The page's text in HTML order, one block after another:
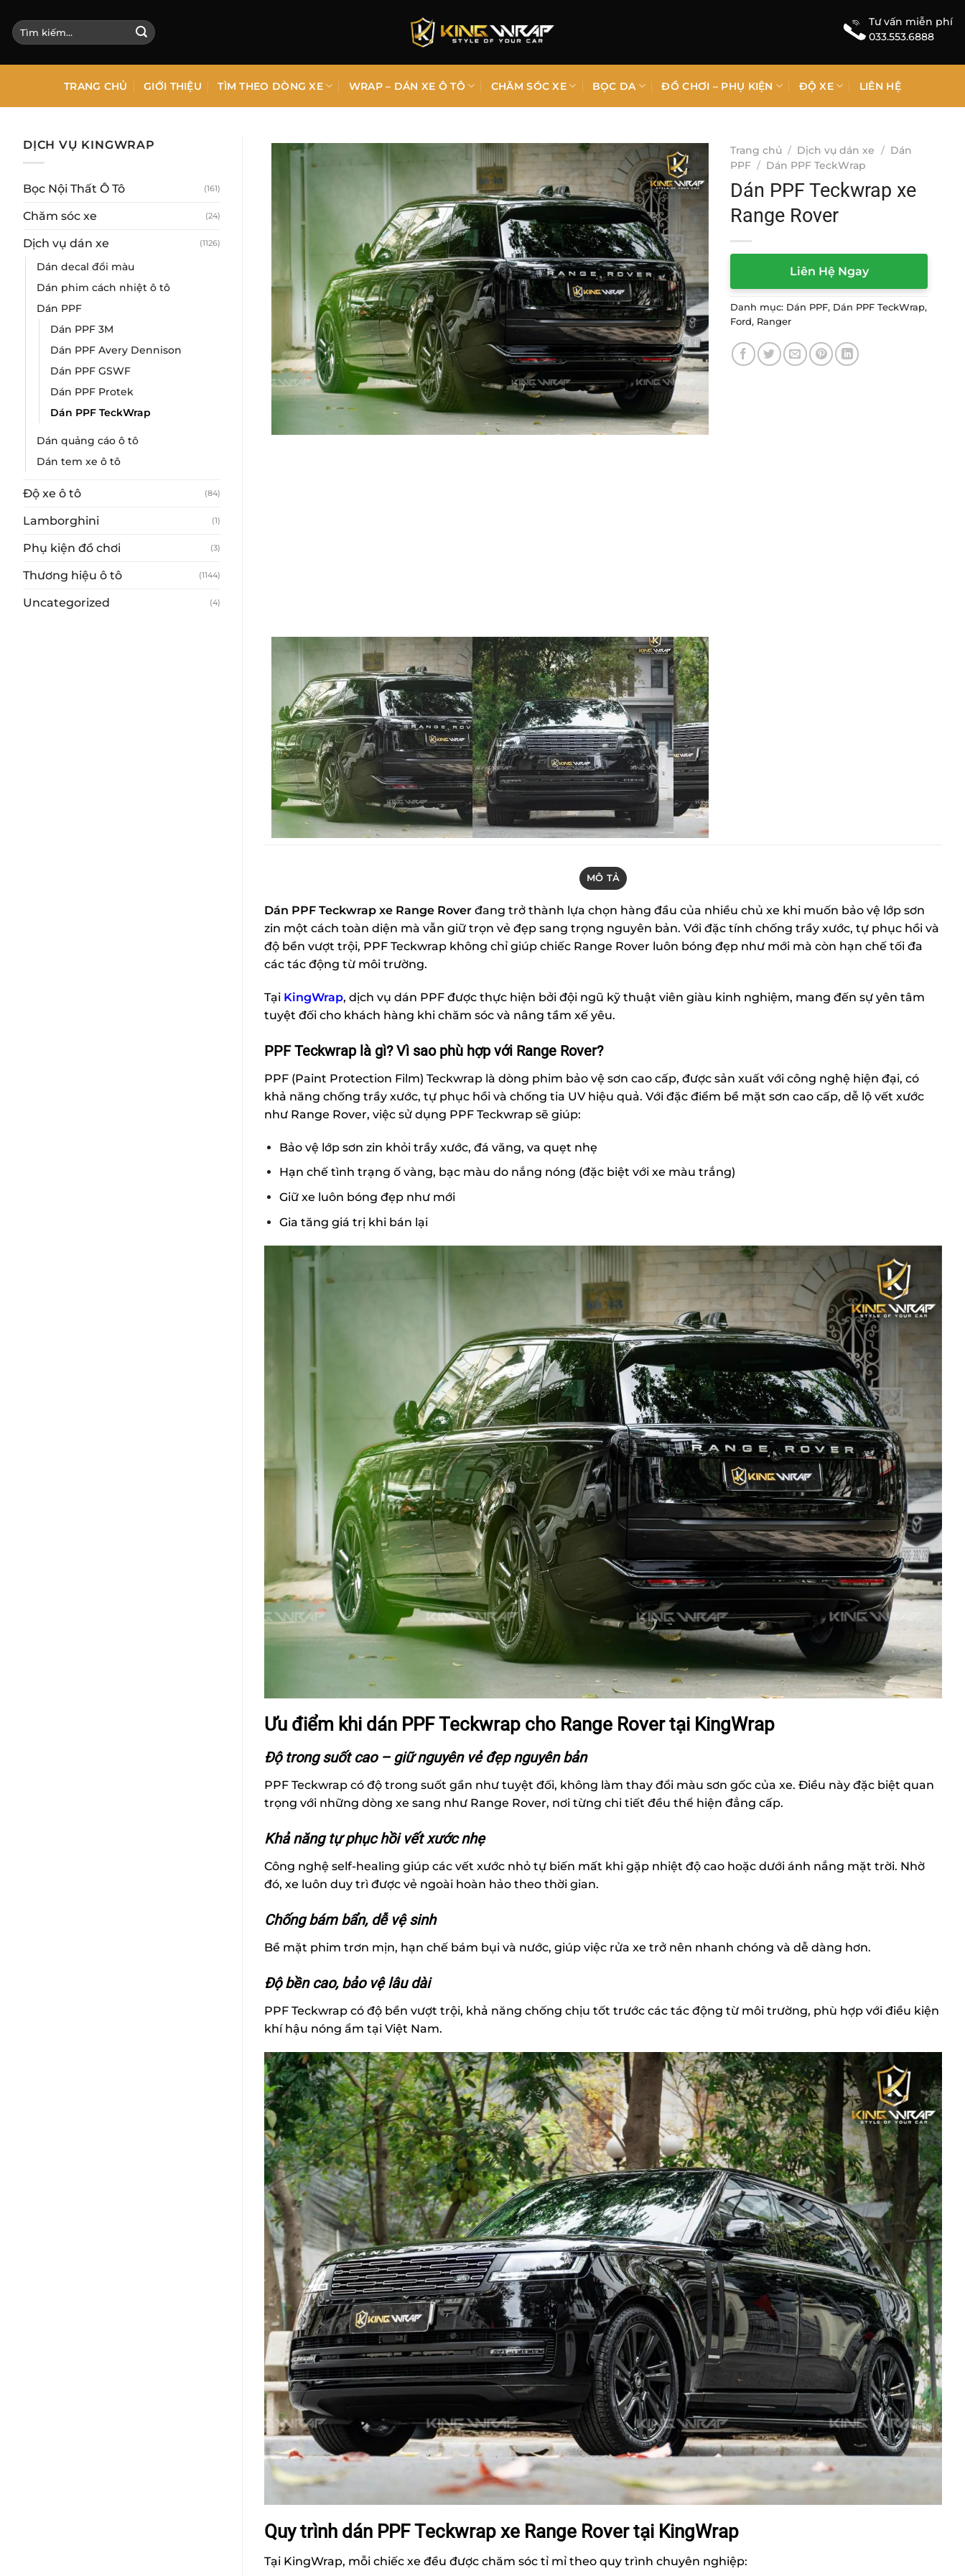
qua
nội
dung
Tìm
kiếm:
Tư vấn miễn phí
033.553.6888
TRANG CHỦ GIỚI THIỆU TÌM THEO DÒNG XE WRAP – DÁN XE Ô TÔ CHĂM SÓC XE BỌC DA ĐỒ CHƠI – PHỤ KIỆN ĐỘ XE LIÊN HỆ
DỊCH VỤ KINGWRAP
Bọc Nội Thất Ô Tô (161)
Chăm sóc xe (24)
Dịch vụ dán xe (1126)
Dán decal đổi màu
Dán phim cách nhiệt ô tô
Dán PPF
Dán PPF 3M
Dán PPF Avery Dennison
Dán PPF GSWF
Dán PPF Protek
Dán PPF TeckWrap
Dán quảng cáo ô tô
Dán tem xe ô tô
Độ xe ô tô (84)
Lamborghini (1)
Phụ kiện đồ chơi (3)
Thương hiệu ô tô (1144)
Uncategorized (4)
Trang chủ / Dịch vụ dán xe / Dán
PPF / Dán PPF TeckWrap
Dán PPF Teckwrap xe
Range Rover
Liên Hệ Ngay
Danh mục: Dán PPF, Dán PPF TeckWrap,
Ford, Ranger
MÔ TẢ
Dán PPF Teckwrap xe Range Rover đang trở thành lựa chọn hàng đầu của nhiều chủ xe khi muốn bảo vệ lớp sơn
zin một cách toàn diện mà vẫn giữ trọn vẻ đẹp sang trọng nguyên bản. Với đặc tính chống trầy xước, tự phục hồi và
độ bền vượt trội, PPF Teckwrap không chỉ giúp chiếc Range Rover luôn bóng đẹp như mới mà còn hạn chế tối đa
các tác động từ môi trường.
Tại KingWrap, dịch vụ dán PPF được thực hiện bởi đội ngũ kỹ thuật viên giàu kinh nghiệm, mang đến sự yên tâm
tuyệt đối cho khách hàng khi chăm sóc và nâng tầm xế yêu.
PPF Teckwrap là gì? Vì sao phù hợp với Range Rover?
PPF (Paint Protection Film) Teckwrap là dòng phim bảo vệ sơn cao cấp, được sản xuất với công nghệ hiện đại, có
khả năng chống trầy xước, tự phục hồi và chống tia UV hiệu quả. Với đặc điểm bề mặt sơn cao cấp, dễ lộ vết xước
như Range Rover, việc sử dụng PPF Teckwrap sẽ giúp:
Bảo vệ lớp sơn zin khỏi trầy xước, đá văng, va quẹt nhẹ
Hạn chế tình trạng ố vàng, bạc màu do nắng nóng (đặc biệt với xe màu trắng)
Giữ xe luôn bóng đẹp như mới
Gia tăng giá trị khi bán lại
Ưu điểm khi dán PPF Teckwrap cho Range Rover tại KingWrap
Độ trong suốt cao – giữ nguyên vẻ đẹp nguyên bản
PPF Teckwrap có độ trong suốt gần như tuyệt đối, không làm thay đổi màu sơn gốc của xe. Điều này đặc biệt quan
trọng với những dòng xe sang như Range Rover, nơi từng chi tiết đều thể hiện đẳng cấp.
Khả năng tự phục hồi vết xước nhẹ
Công nghệ self-healing giúp các vết xước nhỏ tự biến mất khi gặp nhiệt độ cao hoặc dưới ánh nắng mặt trời. Nhờ
đó, xe luôn duy trì được vẻ ngoài hoàn hảo theo thời gian.
Chống bám bẩn, dễ vệ sinh
Bề mặt phim trơn mịn, hạn chế bám bụi và nước, giúp việc rửa xe trở nên nhanh chóng và dễ dàng hơn.
Độ bền cao, bảo vệ lâu dài
PPF Teckwrap có độ bền vượt trội, khả năng chống chịu tốt trước các tác động từ môi trường, phù hợp với điều kiện
khí hậu nóng ẩm tại Việt Nam.
Quy trình dán PPF Teckwrap xe Range Rover tại KingWrap
Tại KingWrap, mỗi chiếc xe đều được chăm sóc tỉ mỉ theo quy trình chuyên nghiệp: